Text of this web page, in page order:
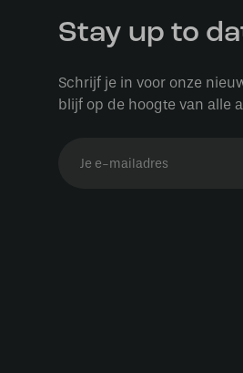
Stay up to
Schrijf je in voor onze
blijf op de hoogte van alle